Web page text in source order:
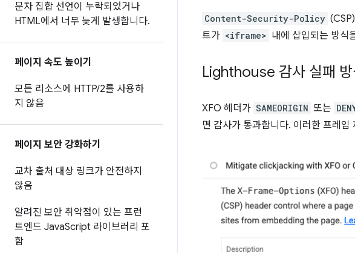
문자 집합 선언이 누락되었거나
HTML에서 너무 늦게 발생합니다.
페이지 속도 높이기
모든 리소스에 HTTP/2를 사용하
지 않음
페이지 보안 강화하기
교차 출처 대상 링크가 안전하지
않음
알려진 보안 취약점이 있는 프런
트엔드 JavaScript 라이브러리 포
함
Content-Security-Policy
트가 <iframe> 내에 삽입되는 방식
Lighthouse 감사 실패 방
XFO 헤더가 SAMEORIGIN 또는
면 감사가 통과합니다. 이러한 프레